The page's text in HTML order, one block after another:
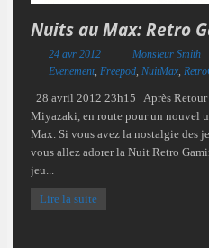
Nuits au Max: Retro
24 avr 2012 Monsieur Smith
Evenement, Freepod, NuitMax,
28 avril 2012 23h15 Après Retour
Miyazaki, en route pour un nouvel
Max. Si vous avez la nostalgie des
vous allez adorer la Nuit Retro
jeu...
Lire la suite